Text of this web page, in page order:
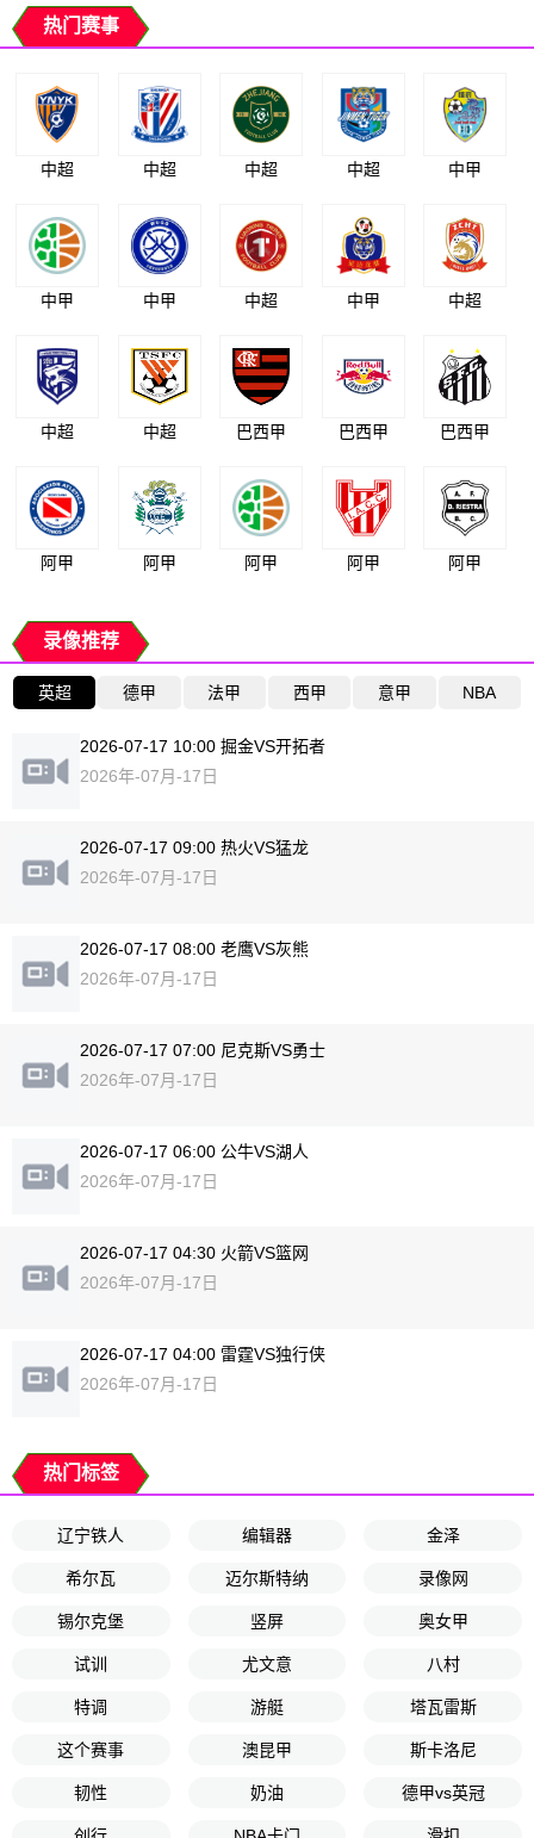
热门赛事
中超 中超 中超 中超 中甲
中甲 中甲 中超 中甲 中超
中超 中超 巴西甲 巴西甲 巴西甲
阿甲 阿甲 阿甲 阿甲 阿甲
录像推荐
英超 德甲 法甲 西甲 意甲 NBA
2026-07-17 10:00 掘金VS开拓者
2026年-07月-17日
2026-07-17 09:00 热火VS猛龙
2026年-07月-17日
2026-07-17 08:00 老鹰VS灰熊
2026年-07月-17日
2026-07-17 07:00 尼克斯VS勇士
2026年-07月-17日
2026-07-17 06:00 公牛VS湖人
2026年-07月-17日
2026-07-17 04:30 火箭VS篮网
2026年-07月-17日
2026-07-17 04:00 雷霆VS独行侠
2026年-07月-17日
热门标签
辽宁铁人 编辑器 金泽
希尔瓦 迈尔斯特纳 录像网
锡尔克堡 竖屏 奥女甲
试训 尤文意 八村
特调 游艇 塔瓦雷斯
这个赛事 澳昆甲 斯卡洛尼
韧性 奶油 德甲vs英冠